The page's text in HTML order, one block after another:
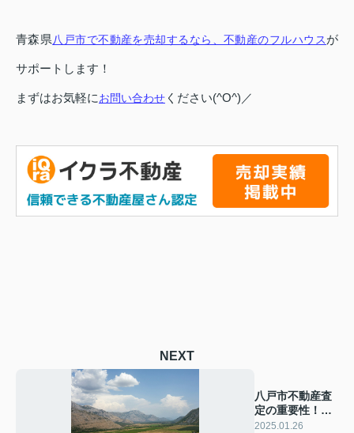
青森県八戸市で不動産を売却するなら、不動産のフルハウスが
サポートします！
まずはお気軽にお問い合わせ ください(^O^)／
NEXT
八戸市不動産査
定の重要性！土
地売却成功の秘
2025.01.26